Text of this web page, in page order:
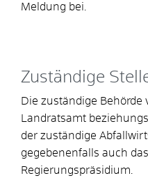
Meldung bei.
Zuständige
Die zuständige Behörde
Landratsamt
der zuständige
gegebenenfalls auch
Regierungspräsidium.